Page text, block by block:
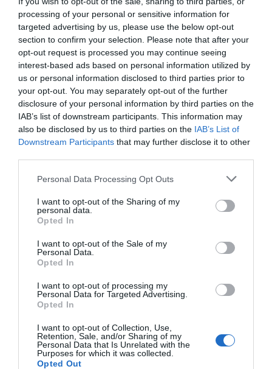
processing of your personal or sensitive information for
targeted advertising by us, please use the below opt-out
section to confirm your selection. Please note that after your
opt-out request is processed you may continue seeing
interest-based ads based on personal information utilized by
us or personal information disclosed to third parties prior to
your opt-out. You may separately opt-out of the further
disclosure of your personal information by third parties on the
IAB’s list of downstream participants. This information may
also be disclosed by us to third parties on the IAB’s List of
Downstream Participants that may further disclose it to other
Please note that this website/app uses one or more Google
not limited to your visit or usage behaviour. You may click to
grant or deny consent to Google and its third-party tags to
use your data for below specified purposes in below Google
consent section.
Personal Data Processing Opt Outs
I want to opt-out of the Sharing of my
personal data.
Opted In
I want to opt-out of the Sale of my
Personal Data.
Opted In
I want to opt-out of processing my
Personal Data for Targeted Advertising.
Opted In
I want to opt-out of Collection, Use,
Retention, Sale, and/or Sharing of my
Personal Data that Is Unrelated with the
Purposes for which it was collected.
Opted Out
ΕΛΛΑΔΑ
Στερεά Ελλάδα: Η κατάσταση στο οδικό
δίκτυο λόγω της κακοκαιρίας
Τι πρέπει να γνωρίζουν οι πολίτες
27.12.2024 - 23:12
ΕΛΛΑΔΑ
Στερεά Ελλάδα: Κλείνουν για τα φορτηγά νέα
και παλαιά Εθνική Οδός αλλά και ο Ε65